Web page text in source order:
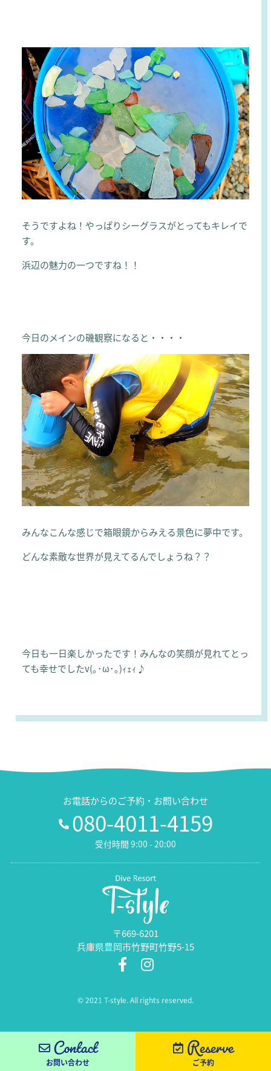
そうですよね！やっぱりシーグラスがとってもキレイで
す。
浜辺の魅力の一つですね！！
今日のメインの磯観察になると・・・・
みんなこんな感じで箱眼鏡からみえる景色に夢中です。
どんな素敵な世界が見えてるんでしょうね？？
今日も一日楽しかったです！みんなの笑顔が見れてとっ
ても幸せでしたv(｡･ω･｡)ｨｪｨ♪
Contact
お問い合わせ Reserve
ご予約
お電話からのご予約・お問い合わせ
080-4011-4159
受付時間 9:00 - 20:00
〒669-6201
兵庫県豊岡市竹野町竹野5-15
© 2021 T-style. All rights reserved.